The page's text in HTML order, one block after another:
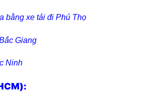
bằng xe tải đi Phú Thọ
Giang
Ninh